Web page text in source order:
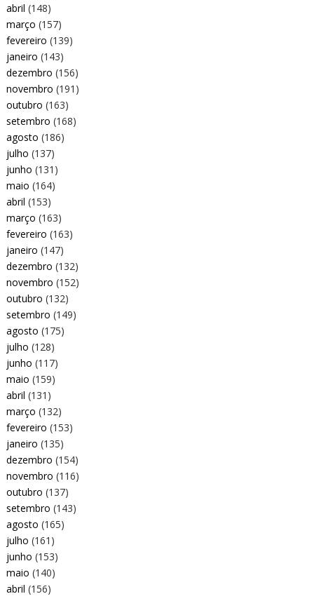
abril (148)
março (157)
fevereiro (139)
janeiro (143)
dezembro (156)
novembro (191)
outubro (163)
setembro (168)
agosto (186)
julho (137)
junho (131)
maio (164)
abril (153)
março (163)
fevereiro (163)
janeiro (147)
dezembro (132)
novembro (152)
outubro (132)
setembro (149)
agosto (175)
julho (128)
junho (117)
maio (159)
abril (131)
março (132)
fevereiro (153)
janeiro (135)
dezembro (154)
novembro (116)
outubro (137)
setembro (143)
agosto (165)
julho (161)
junho (153)
maio (140)
abril (156)